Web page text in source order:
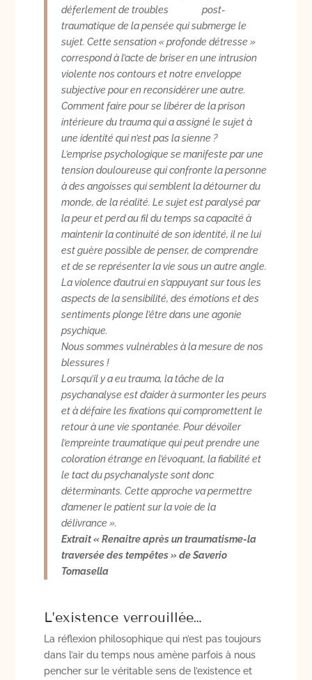
déferlement de troubles post-
traumatique de la pensée qui submerge le
sujet. Cette sensation « profonde détresse »
correspond à l’acte de briser en une intrusion
violente nos contours et notre enveloppe
subjective pour en reconsidérer une autre.
Comment faire pour se libérer de la prison
intérieure du trauma qui a assigné le sujet à
une identité qui n’est pas la sienne ?
L’emprise psychologique se manifeste par une
tension douloureuse qui confronte la personne
à des angoisses qui semblent la détourner du
monde, de la réalité. Le sujet est paralysé par
la peur et perd au fil du temps sa capacité à
maintenir la continuité de son identité, il ne lui
est guère possible de penser, de comprendre
et de se représenter la vie sous un autre angle.
La violence d’autrui en s’appuyant sur tous les
aspects de la sensibilité, des émotions et des
sentiments plonge l’être dans une agonie
psychique.
Nous sommes vulnérables à la mesure de nos
blessures !
Lorsqu’il y a eu trauma, la tâche de la
psychanalyse est d’aider à surmonter les peurs
et à défaire les fixations qui compromettent le
retour à une vie spontanée. Pour dévoiler
l’empreinte traumatique qui peut prendre une
coloration étrange en l’évoquant, la fiabilité et
le tact du psychanalyste sont donc
déterminants. Cette approche va permettre
d’amener le patient sur la voie de la
délivrance ».
Extrait « Renaitre après un traumatisme-la
traversée des tempêtes » de Saverio
Tomasella
L’existence verrouillée…
La réflexion philosophique qui n’est pas toujours
dans l’air du temps nous amène parfois à nous
pencher sur le véritable sens de l’existence et